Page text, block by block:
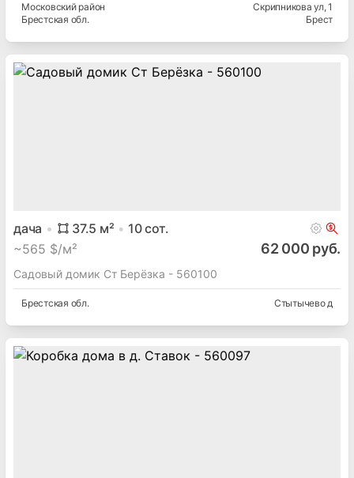
Московскийрайон
Брестская обл.
Скрипникова ул, 1
Брест
дача 37.5 м² 10сот.
~565 $/м² 62 000 руб.
Садовый домик Ст Берёзка - 560100
Брестская обл. Стытычево д